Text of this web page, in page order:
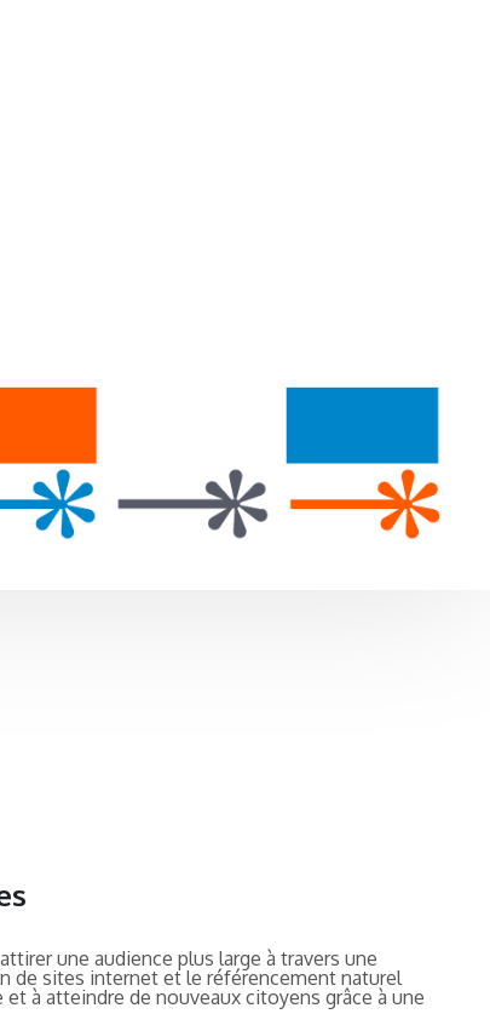
une audience plus large à travers une
de sites internet et le référencement naturel
à atteindre de nouveaux citoyens grâce à une